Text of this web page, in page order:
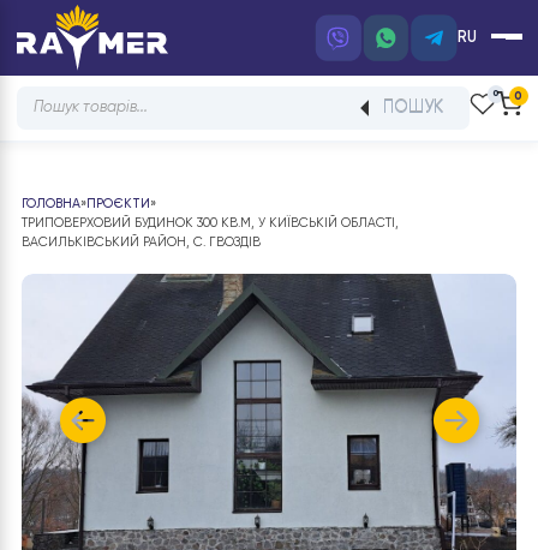
RU
Products
ПОШУК
ГОЛОВНА»ПРОЄКТИ»
ТРИПОВЕРХОВИЙ БУДИНОК 300 КВ.М, У КИЇВСЬКІЙ ОБЛАСТІ,